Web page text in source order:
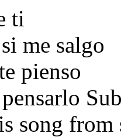
ti
me salgo
pienso
song